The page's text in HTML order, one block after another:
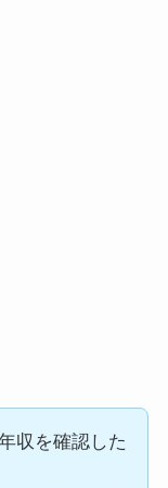
収を確認した